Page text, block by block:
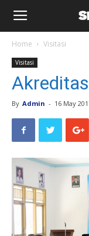
Home Visitasi
Visitasi
By Admin - 16 May